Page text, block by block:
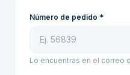
Número de pedido *
Lo encuentras en el correo